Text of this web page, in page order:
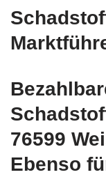
76599
Ebenso